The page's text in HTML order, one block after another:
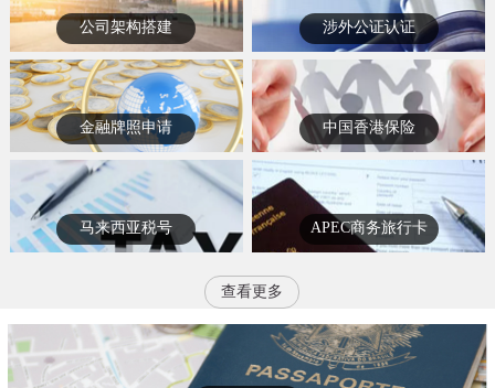
公司架构搭建 涉外公证认证
金融牌照申请 中国香港保险
马来西亚税号 APEC商务旅行卡
查看更多